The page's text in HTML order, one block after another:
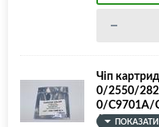
Чіп
0/2550/
0/C9701A/
A/Q3963A/